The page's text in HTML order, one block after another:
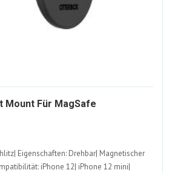
Mount Für MagSafe
Eigenschaften: Drehbar| Magnetischer
iPhone 12| iPhone 12 mini|